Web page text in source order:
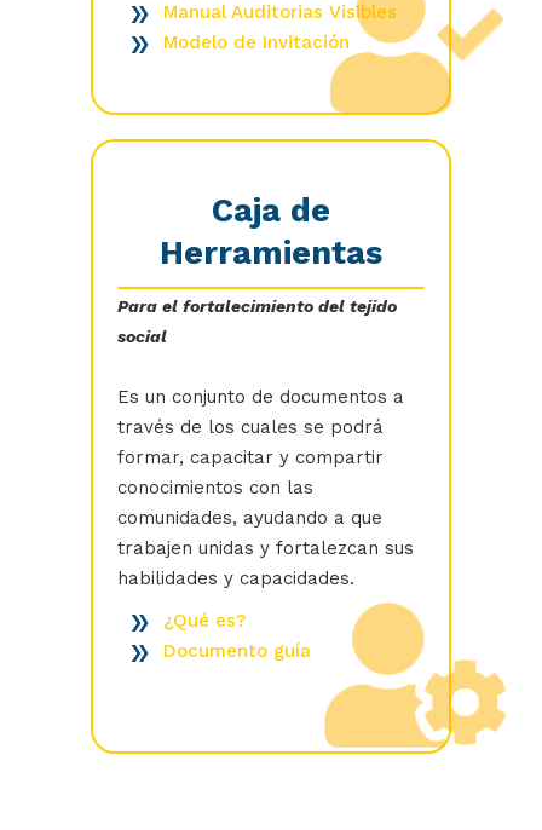
Manual Auditorias Visibles
Modelo de Invitación
Caja de
Herramientas
Para el fortalecimiento del tejido
social
Es un conjunto de documentos a
través de los cuales se podrá
formar, capacitar y compartir
conocimientos con las
comunidades, ayudando a que
trabajen unidas y fortalezcan sus
habilidades y capacidades.
¿Qué es?
Documento guía